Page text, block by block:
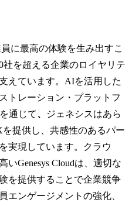
に最高の体験を生み出すこ
社を超える企業のロイヤリテ
えています。AIを活用した
トレーション・プラットフ
通じて、
ジェネシスはあら
提供し、共感性のあるパー
実現しています。クラウ
いGenesys Cloudは、適切な
を提供することで企業競争
エンゲージメントの強化、